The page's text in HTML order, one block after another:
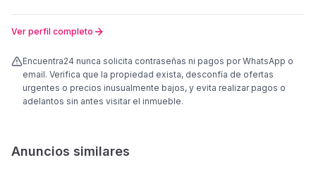
Ver perfil completo
Encuentra24 nunca solicita contraseñas ni pagos por WhatsApp o
email. Verifica que la propiedad exista, desconfía de ofertas
urgentes o precios inusualmente bajos, y evita realizar pagos o
adelantos sin antes visitar el inmueble.
Anuncios similares